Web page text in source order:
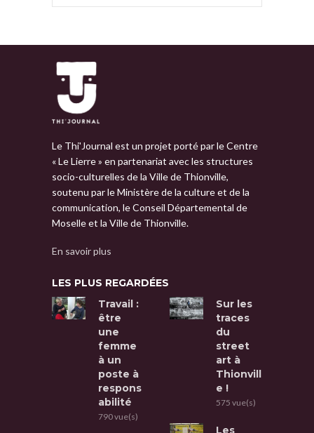
Le Thi'Journal est un projet porté par le Centre
« Le Lierre » en partenariat avec les structures
socio-culturelles de la Ville de Thionville,
soutenu par le Ministère de la culture et de la
communication, le Conseil Départemental de
Moselle et la Ville de Thionville.
En savoir plus
LES PLUS REGARDÉES
Travail :
être
une
femme
à un
poste à
respons
abilité
790 vue(s)
Sur les
traces
du
street
art à
Thionvill
e !
575 vue(s)
Les